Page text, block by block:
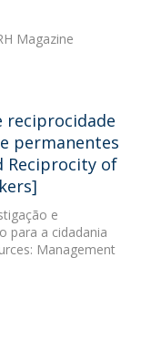
Magazine
reciprocidade
permanentes
Reciprocity of
e
para a cidadania
Management